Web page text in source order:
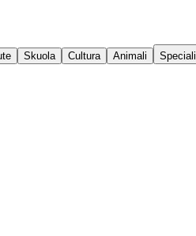
Skuola Cultura Animali
Speciali